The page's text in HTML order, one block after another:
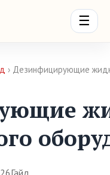
☰
› Дезинфицирующие
Гайд